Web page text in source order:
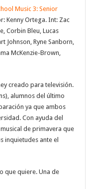
Music 3: Senior
Kenny Ortega. Int: Zac
Corbin Bleu, Lucas
Johnson, Ryne Sanborn,
McKenzie-Brown,
creado para televisión.
alumnos del último
ya que ambos
Con ayuda del
de primavera que
inquietudes ante el
que quiere. Una de